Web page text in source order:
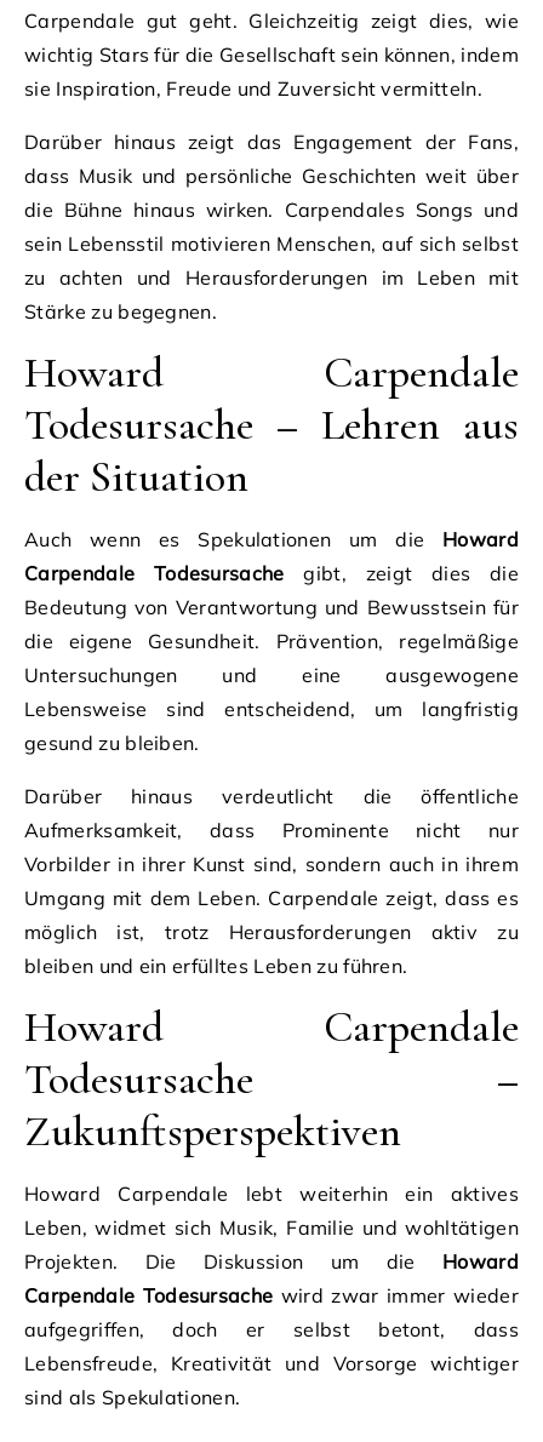
Carpendale gut geht. Gleichzeitig zeigt dies, wie
wichtig Stars für die Gesellschaft sein können, indem
sie Inspiration, Freude und Zuversicht vermitteln.
Darüber hinaus zeigt das Engagement der Fans,
dass Musik und persönliche Geschichten weit über
die Bühne hinaus wirken. Carpendales Songs und
sein Lebensstil motivieren Menschen, auf sich selbst
zu achten und Herausforderungen im Leben mit
Stärke zu begegnen.
Howard Carpendale
Todesursache – Lehren aus
der Situation
Auch wenn es Spekulationen um die Howard
Carpendale Todesursache gibt, zeigt dies die
Bedeutung von Verantwortung und Bewusstsein für
die eigene Gesundheit. Prävention, regelmäßige
Untersuchungen und eine ausgewogene
Lebensweise sind entscheidend, um langfristig
gesund zu bleiben.
Darüber hinaus verdeutlicht die öffentliche
Aufmerksamkeit, dass Prominente nicht nur
Vorbilder in ihrer Kunst sind, sondern auch in ihrem
Umgang mit dem Leben. Carpendale zeigt, dass es
möglich ist, trotz Herausforderungen aktiv zu
bleiben und ein erfülltes Leben zu führen.
Howard Carpendale
Todesursache –
Zukunftsperspektiven
Howard Carpendale lebt weiterhin ein aktives
Leben, widmet sich Musik, Familie und wohltätigen
Projekten. Die Diskussion um die Howard
Carpendale Todesursache wird zwar immer wieder
aufgegriffen, doch er selbst betont, dass
Lebensfreude, Kreativität und Vorsorge wichtiger
sind als Spekulationen.